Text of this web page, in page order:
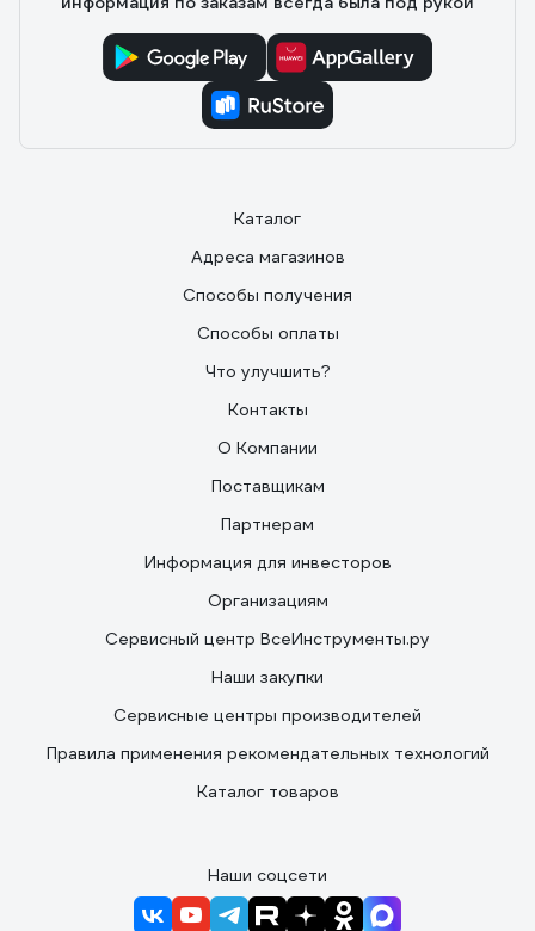
Каталог
Адреса магазинов
Способы получения
Способы оплаты
Что улучшить?
Контакты
О Компании
Поставщикам
Партнерам
Информация для инвесторов
Организациям
Сервисный центр ВсеИнструменты.ру
Наши закупки
Сервисные центры производителей
Правила применения рекомендательных технологий
Каталог товаров
Наши соцсети